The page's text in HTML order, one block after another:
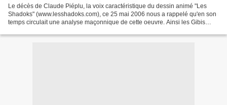
Le décès de Claude Piéplu, la voix caractéristique du dessin animé "Les
Shadoks" (www.lesshadoks.com), ce 25 mai 2006 nous a rappelé qu'en son
temps circulait une analyse maçonnique de cette oeuvre. Ainsi les Gibis